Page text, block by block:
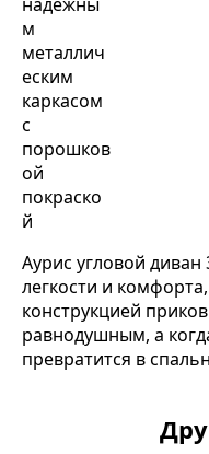
Аурис угловой
легкости и
конструкцией
равнодушным, а
превратится в